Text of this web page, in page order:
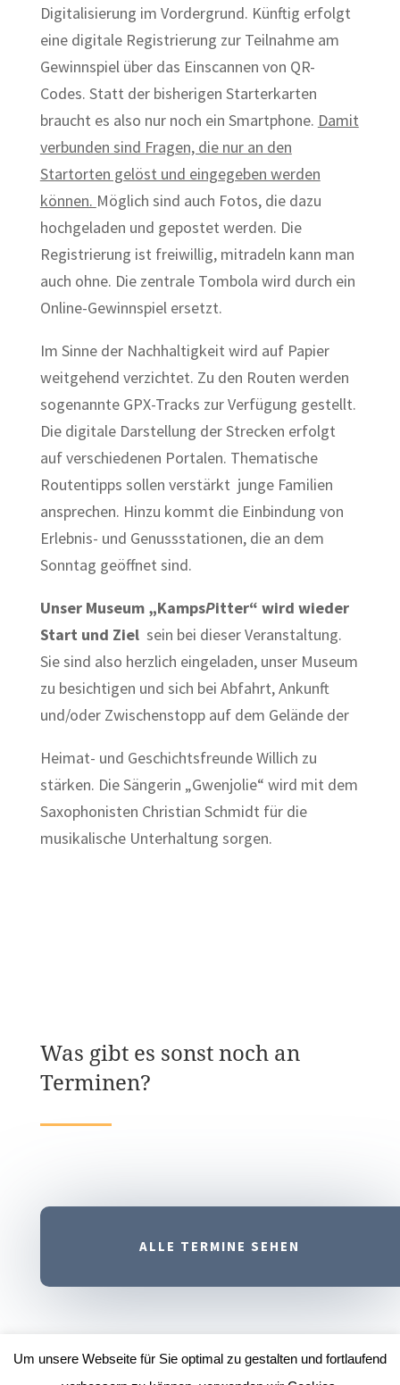
Digitalisierung im Vordergrund. Künftig erfolgt
eine digitale Registrierung zur Teilnahme am
Gewinnspiel über das Einscannen von QR-
Codes. Statt der bisherigen Starterkarten
braucht es also nur noch ein Smartphone. Damit
verbunden sind Fragen, die nur an den
Startorten gelöst und eingegeben werden
können. Möglich sind auch Fotos, die dazu
hochgeladen und gepostet werden. Die
Registrierung ist freiwillig, mitradeln kann man
auch ohne. Die zentrale Tombola wird durch ein
Online-Gewinnspiel ersetzt.
Im Sinne der Nachhaltigkeit wird auf Papier
weitgehend verzichtet. Zu den Routen werden
sogenannte GPX-Tracks zur Verfügung gestellt.
Die digitale Darstellung der Strecken erfolgt
auf verschiedenen Portalen. Thematische
Routentipps sollen verstärkt junge Familien
ansprechen. Hinzu kommt die Einbindung von
Erlebnis- und Genussstationen, die an dem
Sonntag geöffnet sind.
Unser Museum „KampsPitter“ wird wieder
Start und Ziel sein bei dieser Veranstaltung.
Sie sind also herzlich eingeladen, unser Museum
zu besichtigen und sich bei Abfahrt, Ankunft
und/oder Zwischenstopp auf dem Gelände der
Heimat- und Geschichtsfreunde Willich zu
stärken. Die Sängerin „Gwenjolie“ wird mit dem
Saxophonisten Christian Schmidt für die
musikalische Unterhaltung sorgen.
Was gibt es sonst noch an
Terminen?
ALLE TERMINE SEHEN
Um unsere Webseite für Sie optimal zu gestalten und fortlaufend